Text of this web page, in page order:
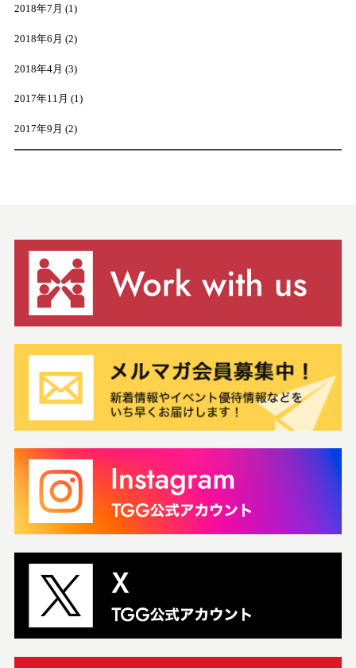
2018年7月 (1)
2018年6月 (2)
2018年4月 (3)
2017年11月 (1)
2017年9月 (2)